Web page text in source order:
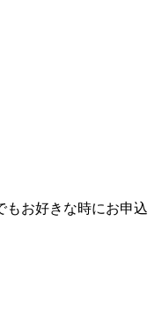
もお好きな時にお申込